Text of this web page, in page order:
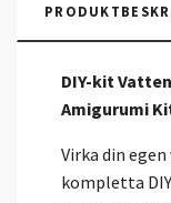
DIY-kit
Amigurumi
Virka din
kompletta